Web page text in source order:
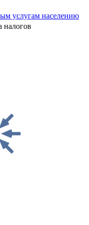
услугам населению
налогов